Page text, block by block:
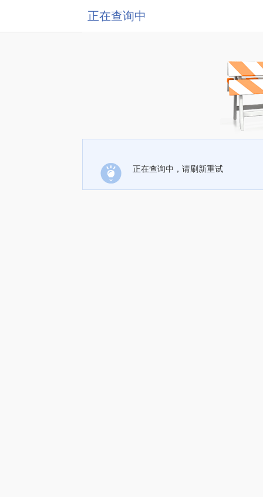
正在查询中
正在查询中，请刷新重试